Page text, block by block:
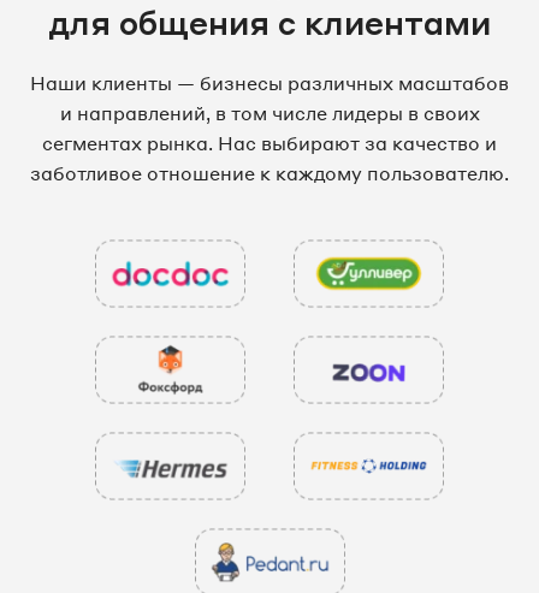
для общения с клиентами
Наши клиенты — бизнесы различных масштабов
и направлений, в том числе лидеры в своих
сегментах рынка. Нас выбирают за качество и
заботливое отношение к каждому пользователю.